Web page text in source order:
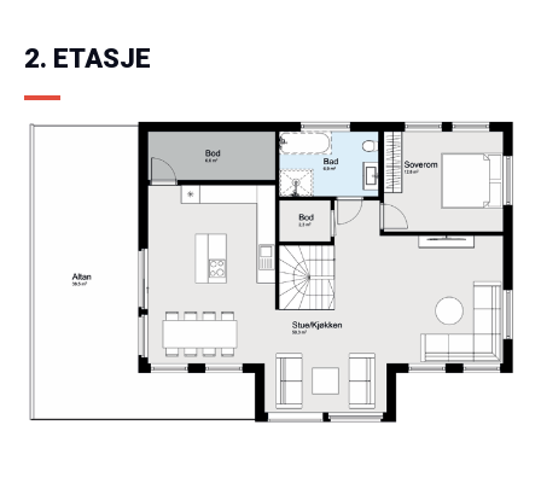
2. ETASJE